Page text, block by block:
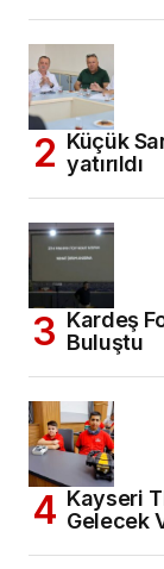
Küçük
yatırıldı
Kardeş
Buluştu
Kayseri
Gelecek